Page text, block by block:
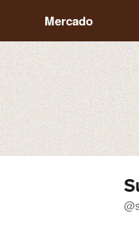
Mercado
@